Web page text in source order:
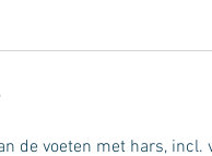
de voeten met hars, incl.